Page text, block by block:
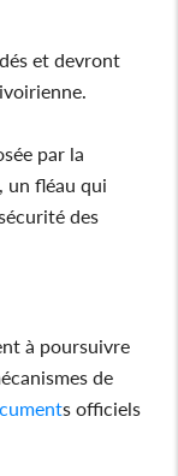
et devront
par la
un fléau qui
des
à poursuivre
de
s officiels